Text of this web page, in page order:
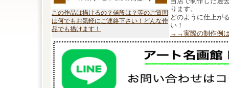
この作品は描けるの？値段は？等のご質問
は何でもお気軽にご連絡下さい！どんな作
品でも描けます！
ります。
どのように仕上が
い！
→→実際の制作例